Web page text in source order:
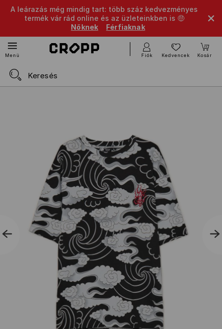
A leárazás még mindig tart: több száz kedvezményes
termék vár rád online és az üzleteinkben is 🤑
Nőknek
Férfiaknak
Menü Fiók Kedvencek Kosár